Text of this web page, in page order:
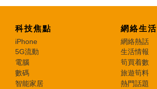
科技焦點
iPhone
5G流動
電腦
數碼
智能家居
網絡生活
網絡熱話
生活情報
筍買着數
旅遊筍料
熱門話題